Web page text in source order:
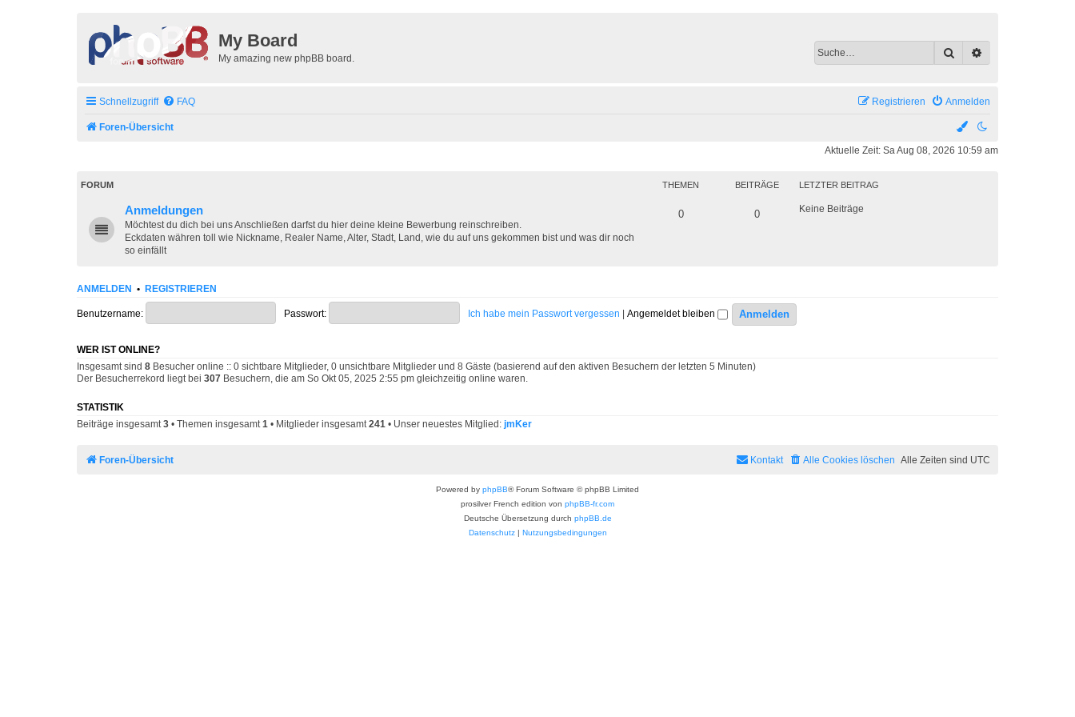
My Board
My amazing new phpBB board. Suche
Schnellzugriff FAQ Anmelden
Registrieren
Foren-Übersicht
Aktuelle Zeit: Sa Aug 08, 2026 10:59 am
FORUM THEMEN BEITRÄGE LETZTER BEITRAG
Anmeldungen
Möchtest du dich bei uns Anschließen darfst du hier deine kleine Bewerbung reinschreiben.
Eckdaten währen toll wie Nickname, Realer Name, Alter, Stadt, Land, wie du auf uns gekommen bist und was dir noch
so einfällt
0 0 Keine Beiträge
ANMELDEN • REGISTRIEREN
Benutzername: Passwort: Ich habe mein Passwort vergessen Angemeldet bleiben
WER IST ONLINE?
Insgesamt sind 8 Besucher online :: 0 sichtbare Mitglieder, 0 unsichtbare Mitglieder und 8 Gäste (basierend auf den aktiven Besuchern der letzten 5 Minuten)
Der Besucherrekord liegt bei 307 Besuchern, die am So Okt 05, 2025 2:55 pm gleichzeitig online waren.
STATISTIK
Beiträge insgesamt3 • Themen insgesamt1 • Mitglieder insgesamt241 • Unser neuestes Mitglied: jmKer
Foren-Übersicht Alle Zeiten sind UTC
Alle Cookies löschen
Kontakt
Powered by phpBB® Forum Software © phpBB Limited
prosilver French edition von phpBB-fr.com
Deutsche Übersetzung durch phpBB.de
Datenschutz| Nutzungsbedingungen